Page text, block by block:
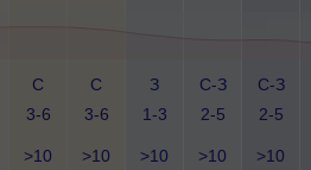
С
3-6
С
3-6
З
1-3
С-З
2-5
С-З
2-5
>10 >10 >10 >10 >10